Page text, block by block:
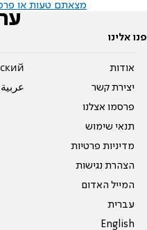
מצאתם טעות או
פנו אלינו
אודות
יצירת קשר
פרסמו אצלנו
תנאי שימוש
מדיניות פרטיות
הצהרת נגישות
המייל האדום
עברית
English
عربية